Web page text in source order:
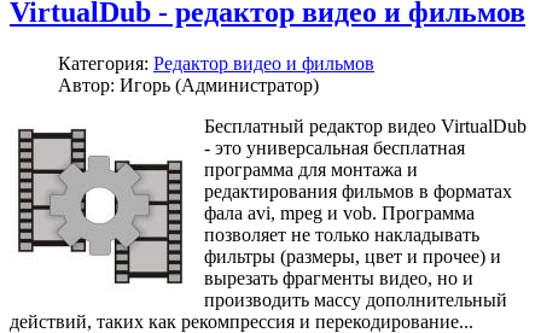
VirtualDub - редактор видео и фильмов
Категория: Редактор видео и фильмов
Автор: Игорь (Администратор)
Бесплатный редактор видео VirtualDub
- это универсальная бесплатная
программа для монтажа и
редактирования фильмов в форматах
фала avi, mpeg и vob. Программа
позволяет не только накладывать
фильтры (размеры, цвет и прочее) и
вырезать фрагменты видео, но и
производить массу дополнительный
действий, таких как рекомпрессия и перекодирование...